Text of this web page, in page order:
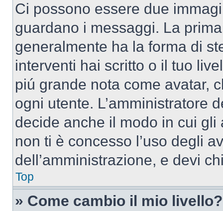
Ci possono essere due
guardano i messaggi. La
generalmente ha la forma di
interventi hai scritto o il tuo
piú grande nota come avatar,
ogni utente. L’amministratore
decide anche il modo in cui
non ti è concesso l’uso degli
dell’amministrazione, e devi
Top
» Come cambio il mio livello?